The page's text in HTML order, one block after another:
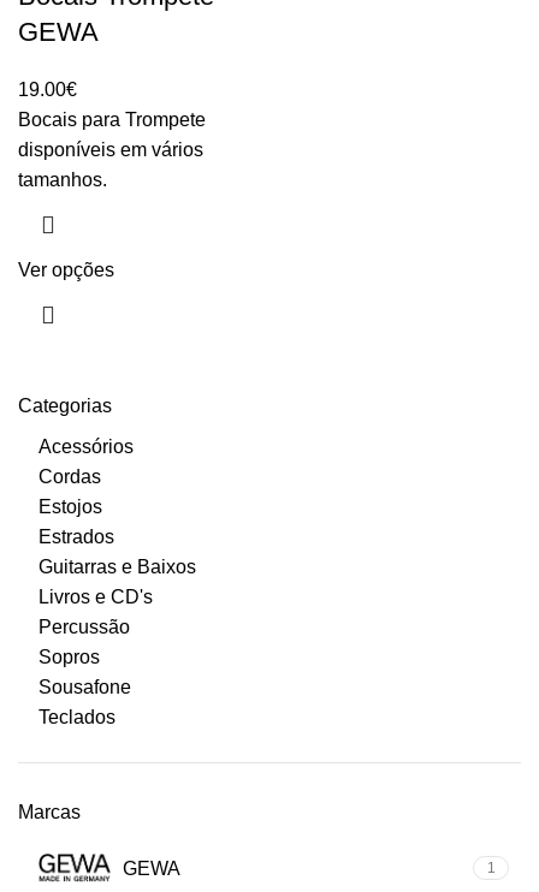
Categorias
Acessórios
Cordas
Estojos
Estrados
Guitarras e Baixos
Livros e CD's
Percussão
Sopros
Sousafone
Teclados
Marcas
GEWA 1
GEWA
19.00€
Bocais para Trompete
disponíveis em vários
tamanhos.
Ver opções